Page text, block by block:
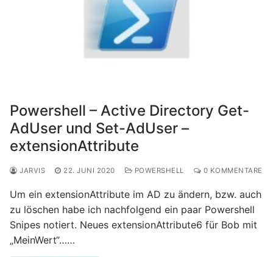
Powershell – Active Directory Get-
AdUser und Set-AdUser –
extensionAttribute
JARVIS 22. JUNI 2020 POWERSHELL 0 KOMMENTARE
Um ein extensionAttribute im AD zu ändern, bzw. auch
zu löschen habe ich nachfolgend ein paar Powershell
Snipes notiert. Neues extensionAttribute6 für Bob mit
„MeinWert“……